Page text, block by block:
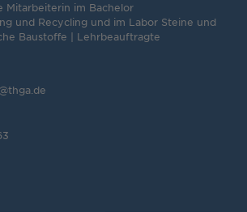
Mitarbeiterin im Bachelor
und Recycling und im Labor Steine und
Baustoffe | Lehrbeauftragte